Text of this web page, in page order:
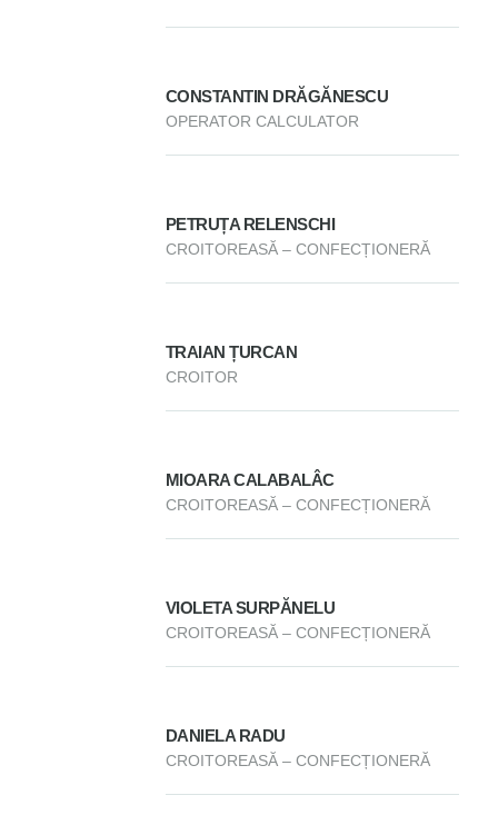
CONSTANTIN DRĂGĂNESCU
OPERATOR CALCULATOR
PETRUȚA RELENSCHI
CROITOREASĂ – CONFECȚIONERĂ
TRAIAN ȚURCAN
CROITOR
MIOARA CALABALÂC
CROITOREASĂ – CONFECȚIONERĂ
VIOLETA SURPĂNELU
CROITOREASĂ – CONFECȚIONERĂ
DANIELA RADU
CROITOREASĂ – CONFECȚIONERĂ